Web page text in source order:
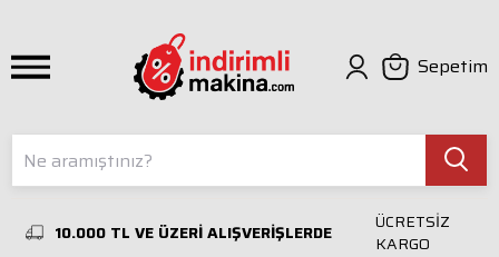
Sepetim
10.000 TL VE ÜZERİ ALIŞVERİŞLERDE
ÜCRETSİZ
KARGO